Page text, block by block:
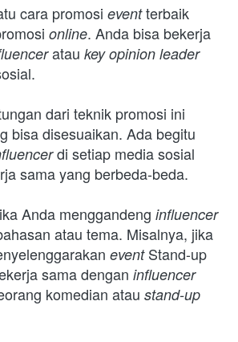
cara promosi event terbaik
online. Anda bisa bekerja
atau key opinion leader
dari teknik promosi ini
bisa disesuaikan. Ada begitu
di setiap media sosial
sama yang berbeda-beda.
Anda menggandeng
influencer
atau tema. Misalnya, jika
event Stand-up
sama dengan
influencer
komedian atau stand-up